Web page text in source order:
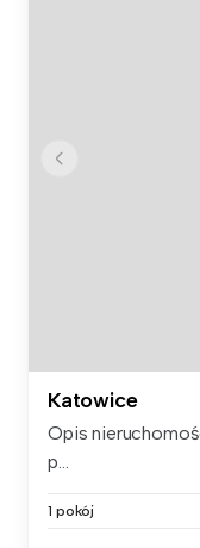
Katowice
Opis
p...
1 pokój